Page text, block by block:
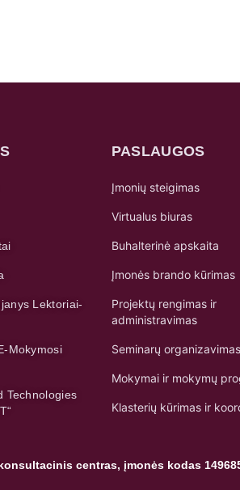
Lektoriai-
Mokymosi
Technologies
PASLAUGOS
Įmonių steigimas
Virtualus biuras
Buhalterinė apskaita
Įmonės brando kūrimas
Projektų rengimas ir
administravimas
Seminarų organizavimas
Mokymai ir mokymų
Klasterių kūrimas ir
centras, įmonės kodas